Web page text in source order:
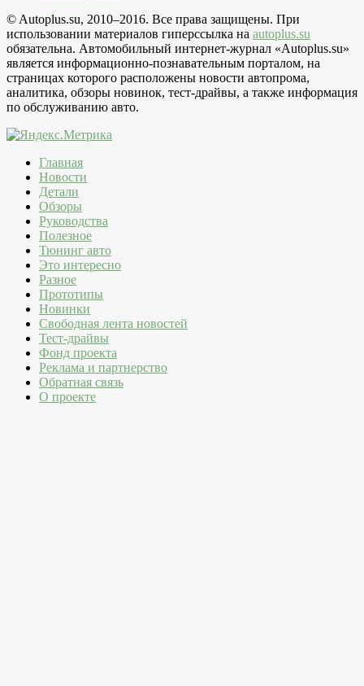
© Autoplus.su, 2010–2016. Все права защищены. При
использовании материалов гиперссылка на autoplus.su
обязательна. Автомобильный интернет-журнал «Autoplus.su»
является информационно-познавательным порталом, на
страницах которого расположены новости автопрома,
аналитика, обзоры новинок, тест-драйвы, а также информация
по обслуживанию авто.
Главная
Новости
Детали
Обзоры
Руководства
Полезное
Тюнинг авто
Это интересно
Разное
Прототипы
Новинки
Свободная лента новостей
Тест-драйвы
Фонд проекта
Реклама и партнерство
Обратная связь
О проекте